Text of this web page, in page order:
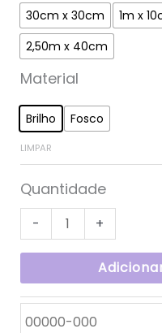
30cm x 30cm 1m x
2,50m x 40cm
Material
Brilho Fosco
LIMPAR
Quantidade
- +